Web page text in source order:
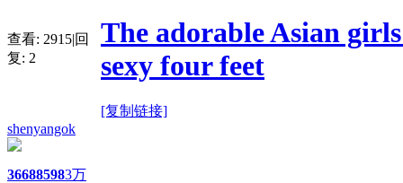
查看: 2915|回
复: 2
The adorable Asian
sexy four feet
[复制链接]
shenyangok
366885983万